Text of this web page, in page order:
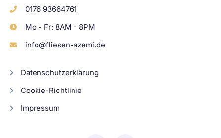
0176 93664761
Mo - Fr: 8AM - 8PM
info@fliesen-azemi.de
Datenschutzerklärung
Cookie-Richtlinie
Impressum